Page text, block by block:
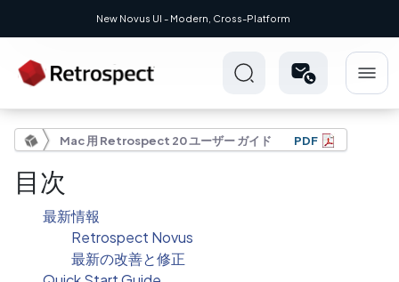
New Novus UI - Modern, Cross-Platform
Mac 用 Retrospect 20 ユーザー ガイド PDF
目次
最新情報
Retrospect Novus
最新の改善と修正